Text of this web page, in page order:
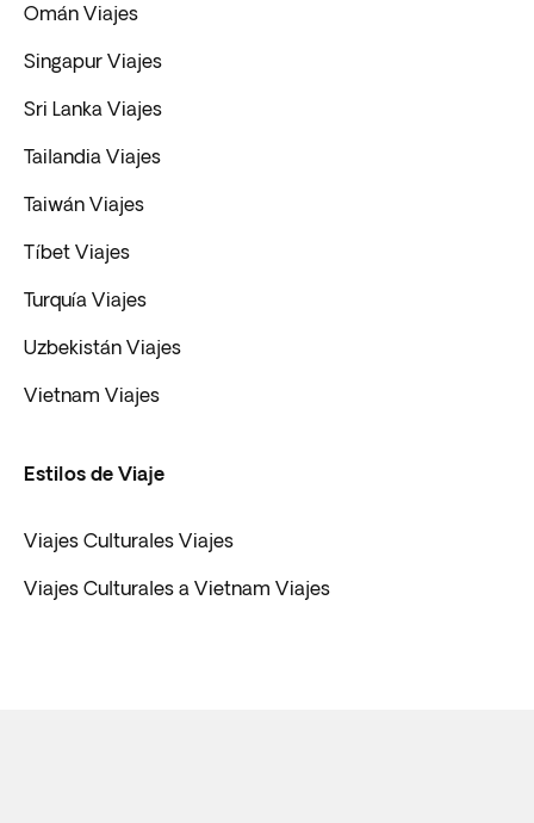
Omán Viajes
Singapur Viajes
Sri Lanka Viajes
Tailandia Viajes
Taiwán Viajes
Tíbet Viajes
Turquía Viajes
Uzbekistán Viajes
Vietnam Viajes
Estilos de Viaje
Viajes Culturales Viajes
Viajes Culturales a Vietnam Viajes